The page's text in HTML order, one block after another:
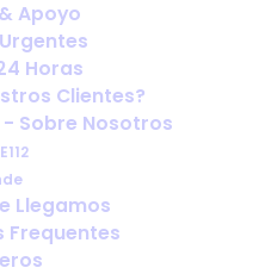
Apoyo
Horas
Clientes?
Sobre Nosotros
Llegamos
Frequentes